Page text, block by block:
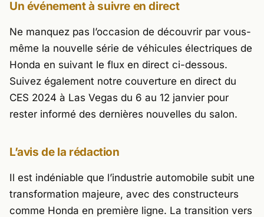
Un événement à suivre en direct
Ne manquez pas l’occasion de découvrir par vous-
même la nouvelle série de véhicules électriques de
Honda en suivant le flux en direct ci-dessous.
Suivez également notre couverture en direct du
CES 2024 à Las Vegas du 6 au 12 janvier pour
rester informé des dernières nouvelles du salon.
L’avis de la rédaction
Il est indéniable que l’industrie automobile subit une
transformation majeure, avec des constructeurs
comme Honda en première ligne. La transition vers